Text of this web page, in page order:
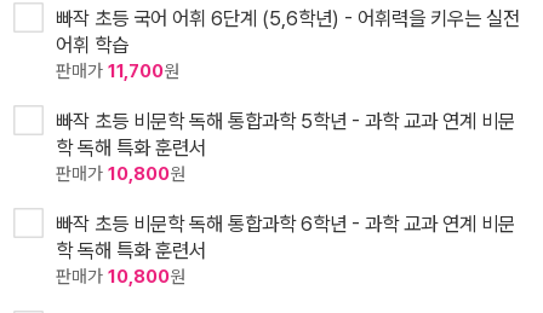
빠작 초등 국어 어휘 6단계 (5,6학년) - 어휘력을 키우는 실전
어휘 학습
판매가 11,700원
빠작 초등 비문학 독해 통합과학 5학년 - 과학 교과 연계 비문
학 독해 특화 훈련서
판매가 10,800원
빠작 초등 비문학 독해 통합과학 6학년 - 과학 교과 연계 비문
학 독해 특화 훈련서
판매가 10,800원